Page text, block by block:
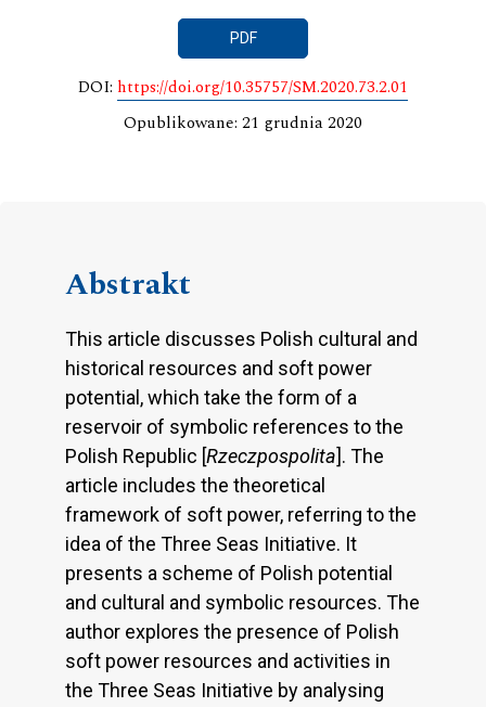
PDF
DOI: https://doi.org/10.35757/SM.2020.73.2.01
Opublikowane: 21 grudnia 2020
Abstrakt
This article discusses Polish cultural and
historical resources and soft power
potential, which take the form of a
reservoir of symbolic references to the
Polish Republic [Rzeczpospolita]. The
article includes the theoretical
framework of soft power, referring to the
idea of the Three Seas Initiative. It
presents a scheme of Polish potential
and cultural and symbolic resources. The
author explores the presence of Polish
soft power resources and activities in
the Three Seas Initiative by analysing